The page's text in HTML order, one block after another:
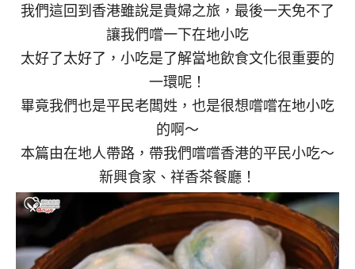
我們這回到香港雖說是貴婦之旅，最後一天免不了
讓我們嚐一下在地小吃
太好了太好了，小吃是了解當地飲食文化很重要的
一環呢！
畢竟我們也是平民老闆姓，也是很想嚐嚐在地小吃
的啊～
本篇由在地人帶路，帶我們嚐嚐香港的平民小吃～
新興食家、祥香茶餐廳！